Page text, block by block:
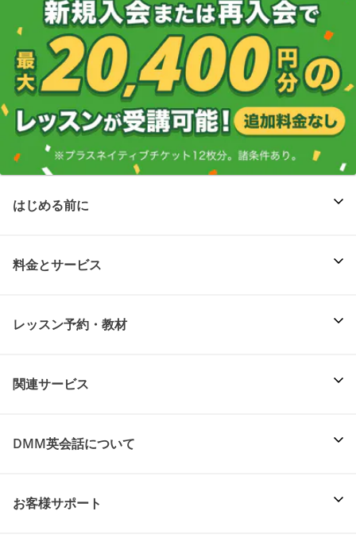
はじめる前に
料金とサービス
レッスン予約・教材
関連サービス
DMM英会話について
お客様サポート